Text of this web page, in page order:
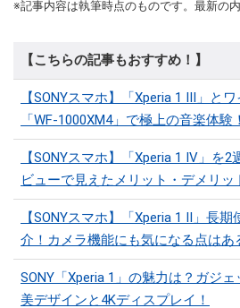
※記事内容は執筆時点のものです。最新の
【こちらの記事もおすすめ！】
【SONYスマホ】「Xperia 1 III」と
「WF-1000XM4」で極上の音楽体験！
【SONYスマホ】「Xperia 1 IV」を
ビューで見えたメリット・デメリッ
【SONYスマホ】「Xperia 1 II」長
介！カメラ機能にも気になる点はあ
SONY「Xperia 1」の魅力は？ガジ
美デザインと4Kディスプレイ！